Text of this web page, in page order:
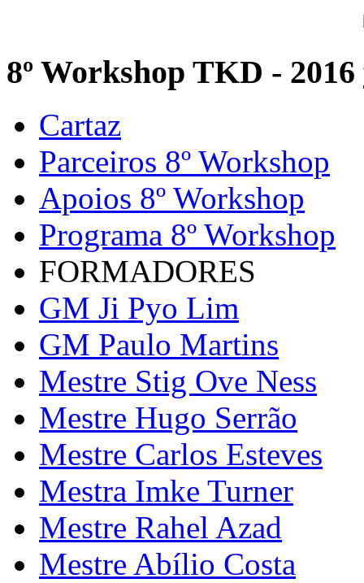
8º Workshop TKD - 2016
Cartaz
Parceiros 8º Workshop
Apoios 8º Workshop
Programa 8º Workshop
FORMADORES
GM Ji Pyo Lim
GM Paulo Martins
Mestre Stig Ove Ness
Mestre Hugo Serrão
Mestre Carlos Esteves
Mestra Imke Turner
Mestre Rahel Azad
Mestre Abílio Costa